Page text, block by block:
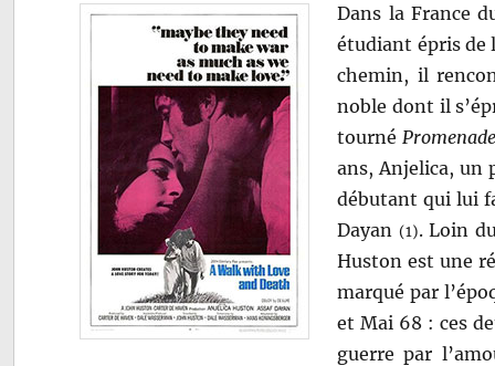
Dans la France
étudiant épris de
chemin, il
noble dont il
tourné
ans, Anjelica, un
débutant qui lui
Dayan (1). Loin
Huston est une
marqué par
et Mai 68 : ces
guerre par